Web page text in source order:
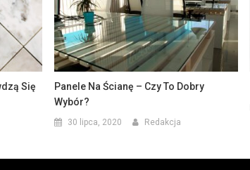
Się
Panele Na Ścianę – Czy To Dobry
Wybór?
30 lipca, 2020 Redakcja